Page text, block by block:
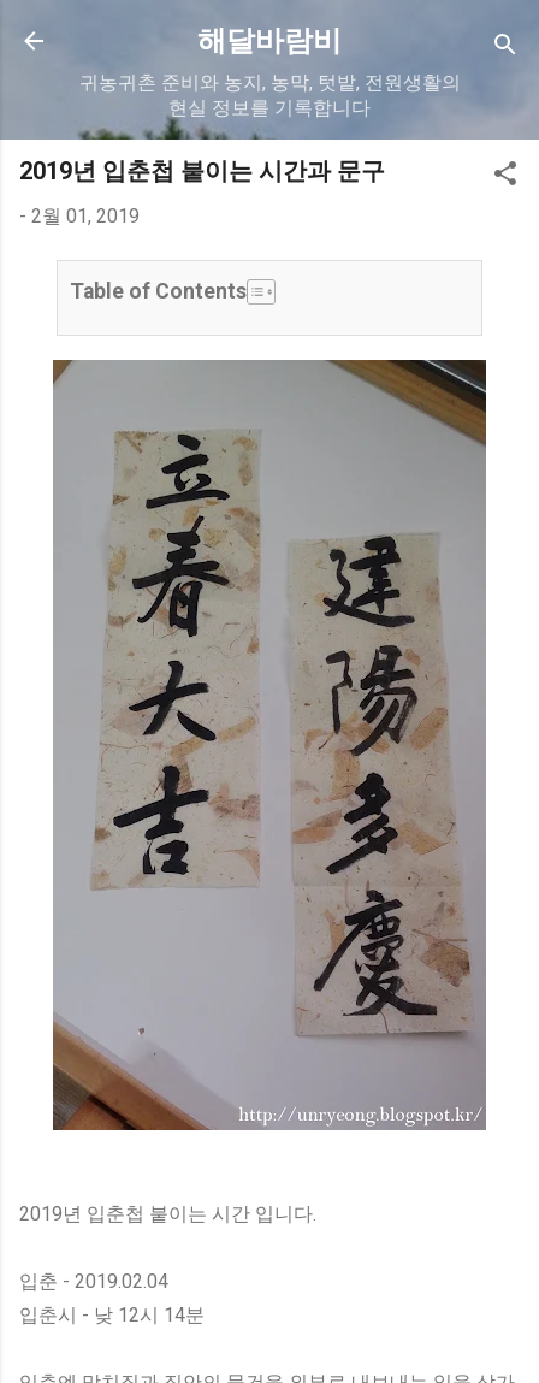
기본 콘텐츠로 건너뛰기
해달바람비
귀농귀촌 준비와 농지, 농막, 텃밭, 전원생활의
현실 정보를 기록합니다
2019년 입춘첩 붙이는 시간과 문구
- 2월 01, 2019
Table of Contents
2019년 입춘첩 붙이는 시간 입니다.
입춘 - 2019.02.04
입춘시 - 낮 12시 14분